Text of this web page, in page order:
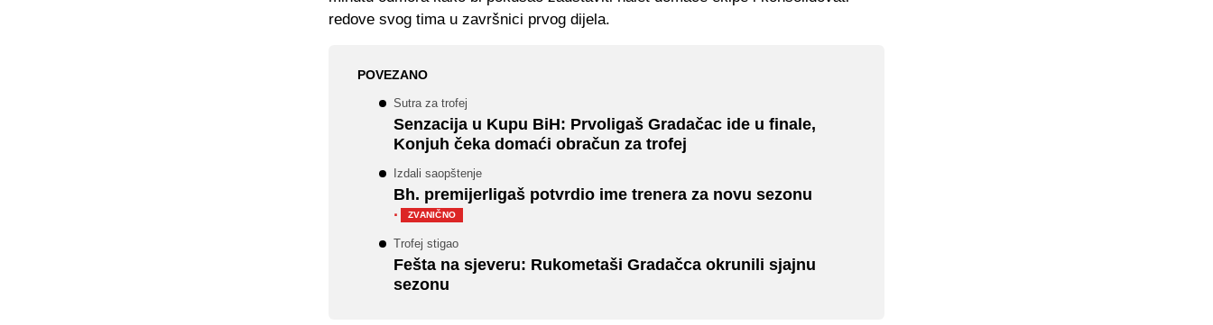
redove svog tima u završnici prvog dijela.
POVEZANO
Sutra za trofej
Senzacija u Kupu BiH: Prvoligaš Gradačac ide u finale,
Konjuh čeka domaći obračun za trofej
Izdali saopštenje
Bh. premijerligaš potvrdio ime trenera za novu sezonu
·
ZVANIČNO
Trofej stigao
Fešta na sjeveru: Rukometaši Gradačca okrunili sjajnu
sezonu